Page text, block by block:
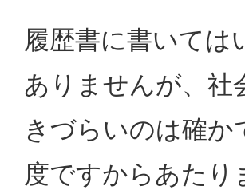
履歴書に書いては
ありませんが、社
きづらいのは確か
度ですからあた